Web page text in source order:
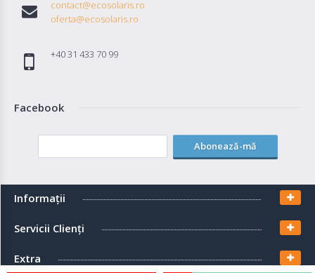
contact@ecosolaris.ro
oferta@ecosolaris.ro
+40 31 433 70 99
Facebook
Abonează-mă
Informaţii
Servicii Clienţi
Extra